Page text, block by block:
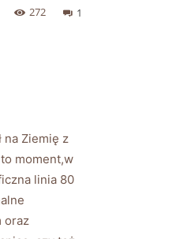
1
272
na Ziemię z
moment,w
linia 80
oraz